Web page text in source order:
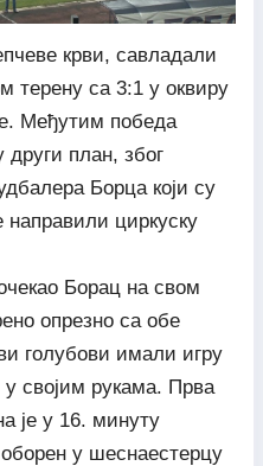
крви, савладали
терену са 3:1 у оквиру
Међутим победа
други план, због
Борца који су
циркуску
Борац на свом
опрезно са обе
голубови имали игру
својим рукама. Прва
је у 16. минуту
у шеснаестерцу